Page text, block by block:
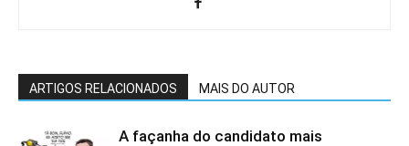
ARTIGOS RELACIONADOS MAIS DO AUTOR
A façanha do candidato mais